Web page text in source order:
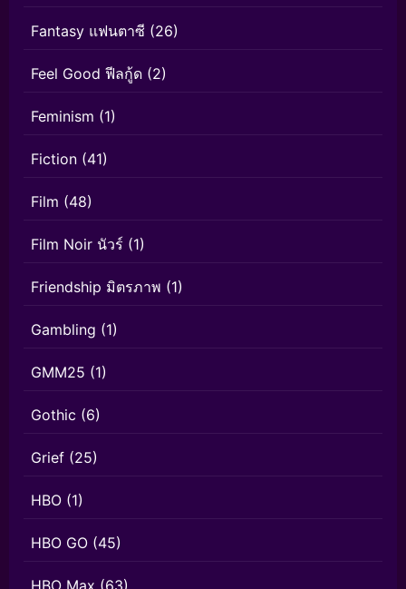
Fantasy แฟนตาซี (26)
Feel Good ฟีลกู้ด (2)
Feminism (1)
Fiction (41)
Film (48)
Film Noir นัวร์ (1)
Friendship มิตรภาพ (1)
Gambling (1)
GMM25 (1)
Gothic (6)
Grief (25)
HBO (1)
HBO GO (45)
HBO Max (63)